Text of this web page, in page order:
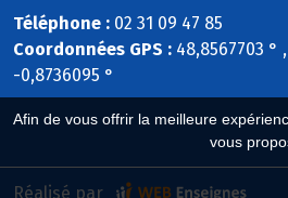
Afin de vous offrir la meilleure
vous
Téléphone : 02 31 09 47 85
Coordonnées GPS : 48,8567703 ° ,
-0,8736095 °
Réalisé par